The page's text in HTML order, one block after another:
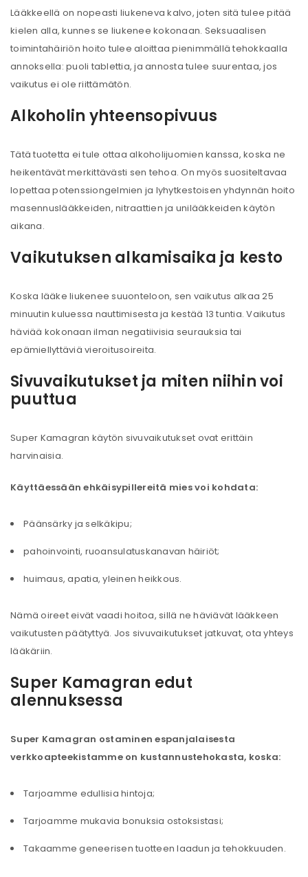
Lääkkeellä on nopeasti liukeneva kalvo, joten sitä tulee pitää
kielen alla, kunnes se liukenee kokonaan. Seksuaalisen
toimintahäiriön hoito tulee aloittaa pienimmällä tehokkaalla
annoksella: puoli tablettia, ja annosta tulee suurentaa, jos
vaikutus ei ole riittämätön.
Alkoholin yhteensopivuus
Tätä tuotetta ei tule ottaa alkoholijuomien kanssa, koska ne
heikentävät merkittävästi sen tehoa. On myös suositeltavaa
lopettaa potenssiongelmien ja lyhytkestoisen yhdynnän hoito
masennuslääkkeiden, nitraattien ja unilääkkeiden käytön
aikana.
Vaikutuksen alkamisaika ja kesto
Koska lääke liukenee suuonteloon, sen vaikutus alkaa 25
minuutin kuluessa nauttimisesta ja kestää 13 tuntia. Vaikutus
häviää kokonaan ilman negatiivisia seurauksia tai
epämiellyttäviä vieroitusoireita.
Sivuvaikutukset ja miten niihin voi
puuttua
Super Kamagran käytön sivuvaikutukset ovat erittäin
harvinaisia.
Käyttäessään ehkäisypillereitä mies voi kohdata:
Päänsärky ja selkäkipu;
pahoinvointi, ruoansulatuskanavan häiriöt;
huimaus, apatia, yleinen heikkous.
Nämä oireet eivät vaadi hoitoa, sillä ne häviävät lääkkeen
vaikutusten päätyttyä. Jos sivuvaikutukset jatkuvat, ota yhteys
lääkäriin.
Super Kamagran edut
alennuksessa
Super Kamagran ostaminen espanjalaisesta
verkkoapteekistamme on kustannustehokasta, koska:
Tarjoamme edullisia hintoja;
Tarjoamme mukavia bonuksia ostoksistasi;
Takaamme geneerisen tuotteen laadun ja tehokkuuden.